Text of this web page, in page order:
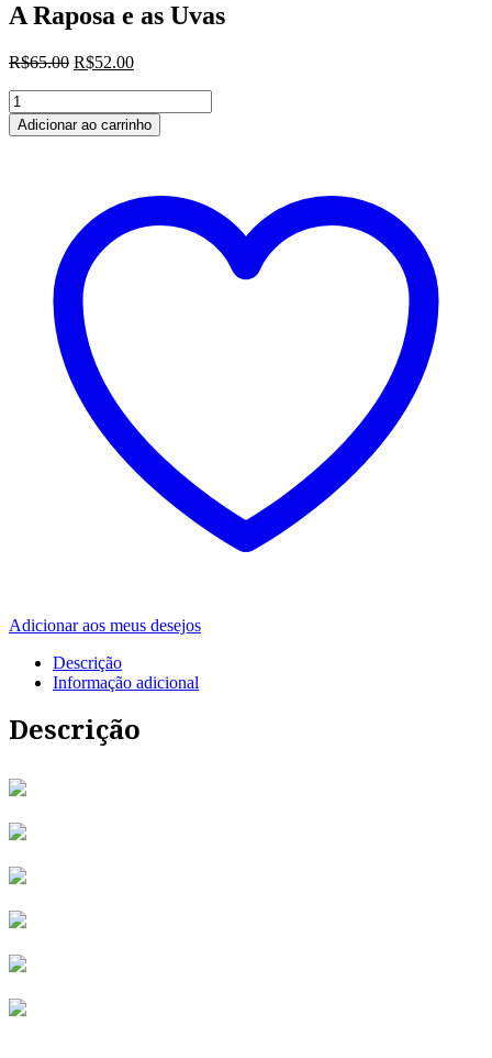
A Raposa e as Uvas
R$65.00 O
era:
R$65.00.
R$52.00O
é:
R$52.00.
A
Raposa
e
Adicionar ao carrinho
Adicionar aos meus desejos
Descrição
Informação adicional
Descrição